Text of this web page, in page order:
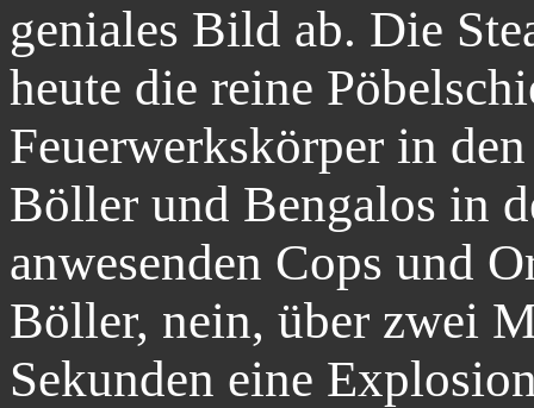
geniales Bild ab. Die
heute die reine
Feuerwerkskörper in
Böller und Bengalos in
anwesenden Cops und
Böller, nein, über zwei
Sekunden eine